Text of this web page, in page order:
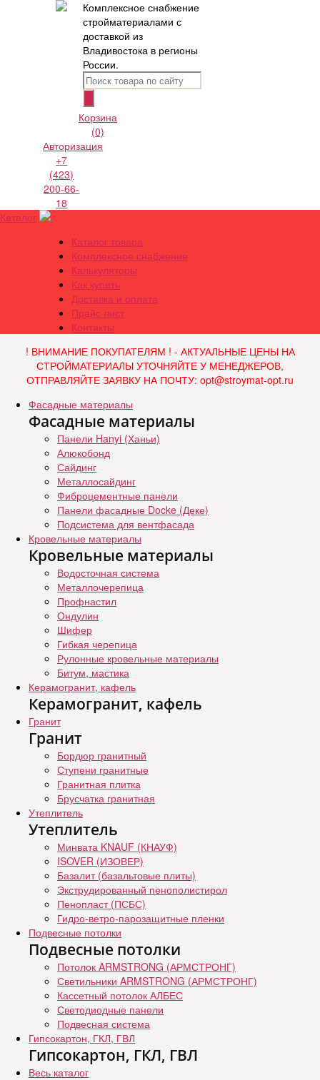
Комплексное снабжение
стройматериалами с
доставкой из
Владивостока в регионы
России.
Корзина
(0)
Авторизация
+7
(423)
200-66-
18
Каталог
Каталог товара
Комплексное снабжение
Калькуляторы
Как купить
Доставка и оплата
Прайс лист
Контакты
! ВНИМАНИЕ ПОКУПАТЕЛЯМ ! - АКТУАЛЬНЫЕ ЦЕНЫ НА
СТРОЙМАТЕРИАЛЫ УТОЧНЯЙТЕ У МЕНЕДЖЕРОВ,
ОТПРАВЛЯЙТЕ ЗАЯВКУ НА ПОЧТУ: opt@stroymat-opt.ru
Фасадные материалы
Фасадные материалы
Панели Hanyi (Ханьи)
Алюкобонд
Сайдинг
Металлосайдинг
Фиброцементные панели
Панели фасадные Docke (Деке)
Подсистема для вентфасада
Кровельные материалы
Кровельные материалы
Водосточная система
Металлочерепица
Профнастил
Ондулин
Шифер
Гибкая черепица
Рулонные кровельные материалы
Битум, мастика
Керамогранит, кафель
Керамогранит, кафель
Гранит
Гранит
Бордюр гранитный
Ступени гранитные
Гранитная плитка
Брусчатка гранитная
Утеплитель
Утеплитель
Минвата KNAUF (КНАУФ)
ISOVER (ИЗОВЕР)
Базалит (базальтовые плиты)
Экструдированный пенополистирол
Пенопласт (ПСБС)
Гидро-ветро-парозащитные пленки
Подвесные потолки
Подвесные потолки
Потолок ARMSTRONG (АРМСТРОНГ)
Светильники ARMSTRONG (АРМСТРОНГ)
Кассетный потолок АЛБЕС
Светодиодные панели
Подвесная система
Гипсокартон, ГКЛ, ГВЛ
Гипсокартон, ГКЛ, ГВЛ
Весь каталог